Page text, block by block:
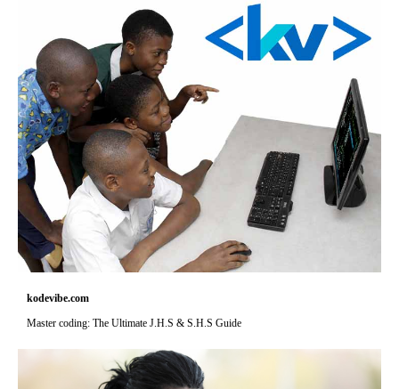
kodevibe.com
Master coding: The Ultimate J.H.S & S.H.S Guide